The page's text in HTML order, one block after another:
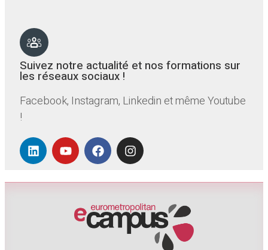
Suivez notre actualité et nos formations sur
les réseaux sociaux !
Facebook, Instagram, Linkedin et même Youtube
!